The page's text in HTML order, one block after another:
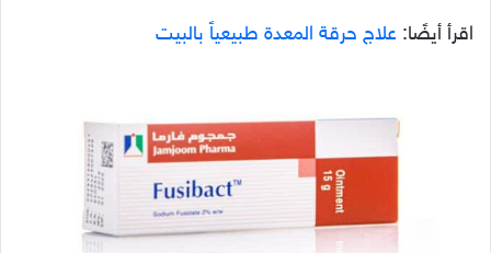
اقرأ أيضًا: علاج حرقة المعدة طبيعياً بالبيت